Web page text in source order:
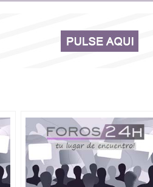
国外毕业证去哪认证QQ微信
551190476快速代办国外毕业证QQ
QQ微信551190476国外文凭回国认
国外大学文凭真制作QQ微信
定金吗QQ微信551190476办国外可
学位证书查询机构QQ微信
信551190476海外文凭认证办理QQ
荷西州立大学”）成立于1857年，简
。位于圣何塞市San Jose中心，占地
高的就业率，全美名列前茅的毕业薪